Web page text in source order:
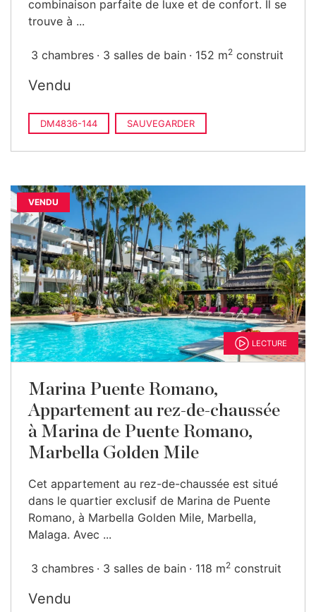
combinaison parfaite de luxe et de confort. Il se
trouve à ...
3 chambres 3 salles de bain 152 m2 construit
Vendu
DM4836-144 SAUVEGARDER
VENDU
LECTURE
Marina Puente Romano,
Appartement au rez-de-chaussée
à Marina de Puente Romano,
Marbella Golden Mile
Cet appartement au rez-de-chaussée est situé
dans le quartier exclusif de Marina de Puente
Romano, à Marbella Golden Mile, Marbella,
Malaga. Avec ...
3 chambres 3 salles de bain 118 m2 construit
Vendu